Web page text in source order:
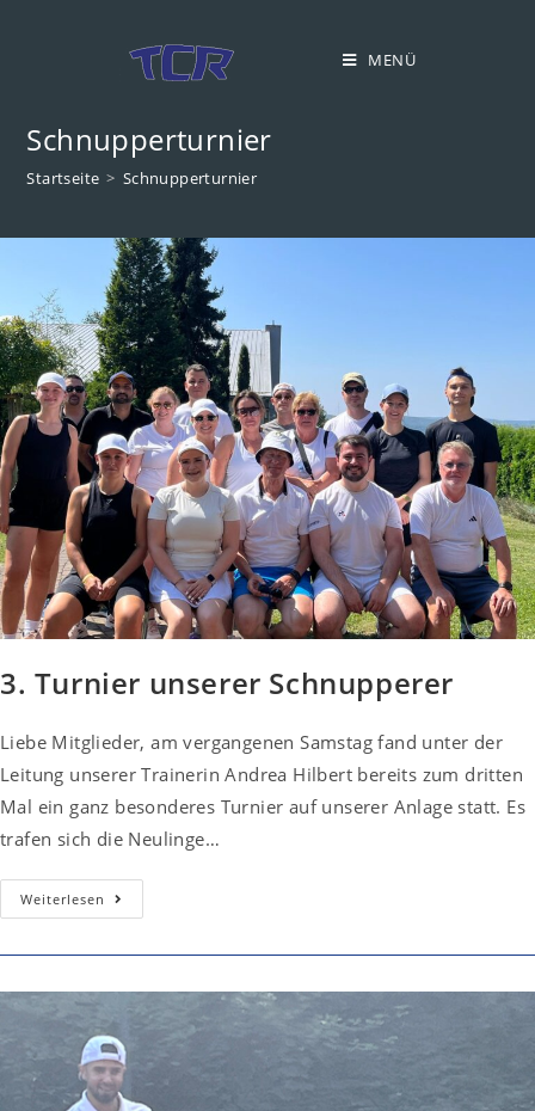
MENÜ
Schnupperturnier
Startseite > Schnupperturnier
3. Turnier unserer Schnupperer
Liebe Mitglieder, am vergangenen Samstag fand unter der
Leitung unserer Trainerin Andrea Hilbert bereits zum dritten
Mal ein ganz besonderes Turnier auf unserer Anlage statt. Es
trafen sich die Neulinge…
Weiterlesen 3.
Turnier
Schnupperer